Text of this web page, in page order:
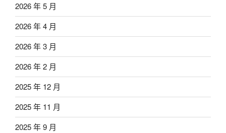
2026 年 5 月
2026 年 4 月
2026 年 3 月
2026 年 2 月
2025 年 12 月
2025 年 11 月
2025 年 9 月